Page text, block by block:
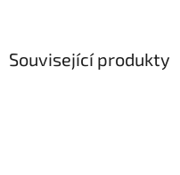
Související produkty